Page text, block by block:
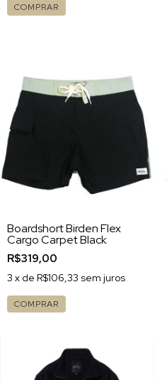
COMPRAR
Boardshort Birden Flex
Cargo Carpet Black
R$319,00
3 x de R$106,33 sem juros
COMPRAR